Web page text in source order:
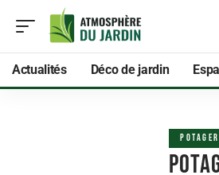
Actualités Déco de jardin
POTAGER